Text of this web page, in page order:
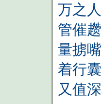
万之
管催
量掳
着行
又值